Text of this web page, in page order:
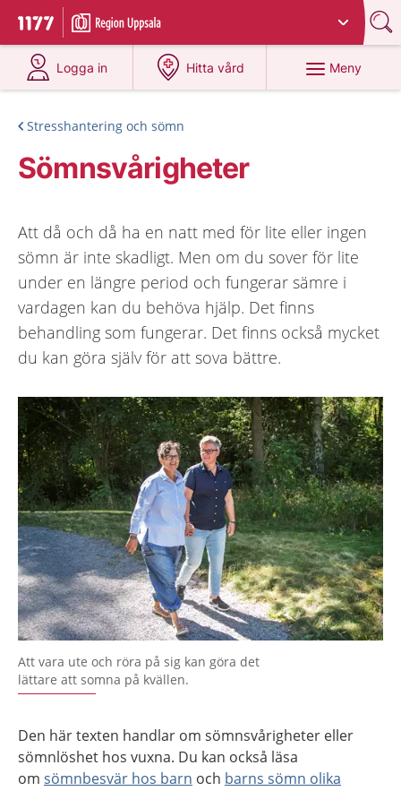
Till startsidan för 1177
Du har valt region
Logga in
på 1177.se
Hitta vård
på 1177.se
Meny
Stresshantering och sömn
Sömnsvårigheter
Att då och då ha en natt med för lite eller ingen
sömn är inte skadligt. Men om du sover för lite
under en längre period och fungerar sämre i
vardagen kan du behöva hjälp. Det finns
behandling som fungerar. Det finns också mycket
du kan göra själv för att sova bättre.
Att vara ute och röra på sig kan göra det
lättare att somna på kvällen.
Den här texten handlar om sömnsvårigheter eller
sömnlöshet hos vuxna. Du kan också läsa
om sömnbesvär hos barn och barns sömn olika